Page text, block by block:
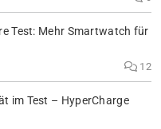
Test: Mehr Smartwatch für
12
im Test – HyperCharge